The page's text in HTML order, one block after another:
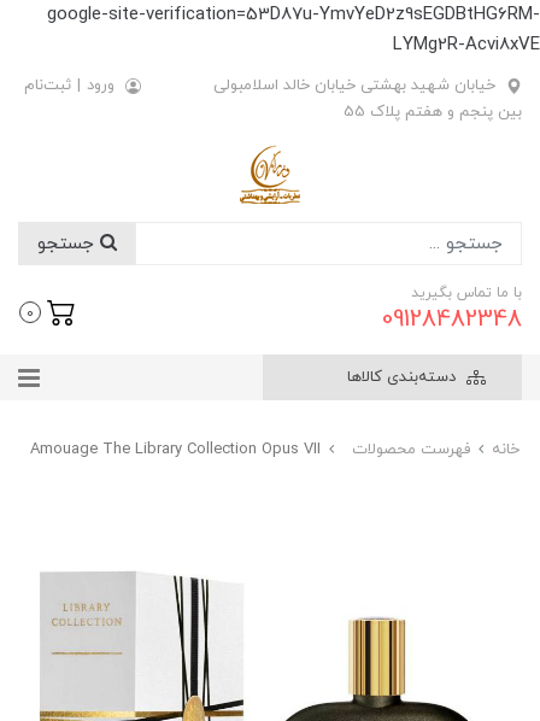
google-site-verification=53D87u-YmvYeD2z9sEGDBtHG6RM-
LYMg2R-Acvi8xVE
خیابان شهید بهشتی خیابان خالد اسلامبولی
بین پنجم و هفتم پلاک 55
ورود | ثبت‌نام
با ما تماس بگیرید
09128482348
0
دسته‌بندی کالاها
خانه فهرست محصولات Amouage The Library Collection Opus VII